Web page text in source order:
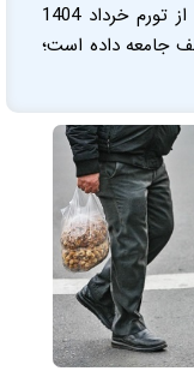
مركز آمار ايران در تازه‌ترين گزارش خود از تورم خرداد 1404
جامعه داده است؛